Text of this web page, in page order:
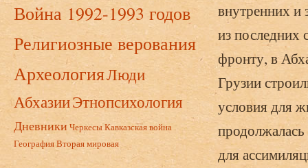
Война 1992-1993 годов
Религиозные верования
АрхеологияЛюди
АбхазииЭтнопсихология
Дневники ЧеркесыКавказская война
ГеографияВторая мировая
внутренних и
из последних
фронту, в
Грузии
условия для
продолжалась
для